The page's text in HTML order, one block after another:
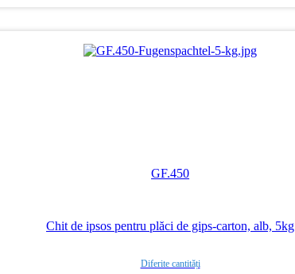
GF.450
Chit de ipsos pentru plăci de gips-carton, alb, 5kg
Diferite cantități